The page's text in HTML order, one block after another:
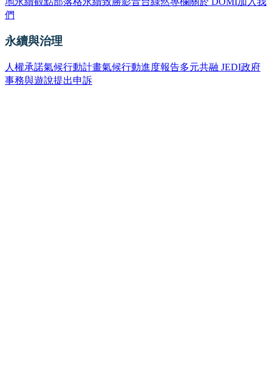
們
永續與治理
人權承諾氣候行動計畫氣候行動進度報告多元共融 JEDI政府
事務與遊說提出申訴